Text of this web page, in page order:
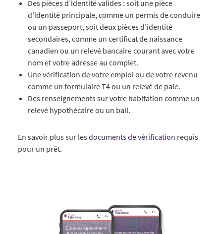
Des pièces d’identité valides : soit une pièce
d’identité principale, comme un permis de conduire
ou un passeport, soit deux pièces d’identité
secondaires, comme un certificat de naissance
canadien ou un relevé bancaire courant avec votre
nom et votre adresse au complet.
Une vérification de votre emploi ou de votre revenu
comme un formulaire T4 ou un relevé de paie.
Des renseignements sur votre habitation comme un
relevé hypothécaire ou un bail.
En savoir plus sur lesdocuments de vérification requis
pour un prêt.